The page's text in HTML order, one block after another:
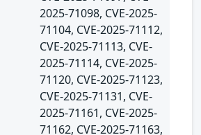
2025-71098, CVE-2025-
71104, CVE-2025-71112,
CVE-2025-71113, CVE-
2025-71114, CVE-2025-
71120, CVE-2025-71123,
CVE-2025-71131, CVE-
2025-71161, CVE-2025-
71162, CVE-2025-71163,